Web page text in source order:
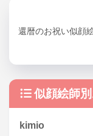
還暦のお祝い似顔
似顔絵師
kimio